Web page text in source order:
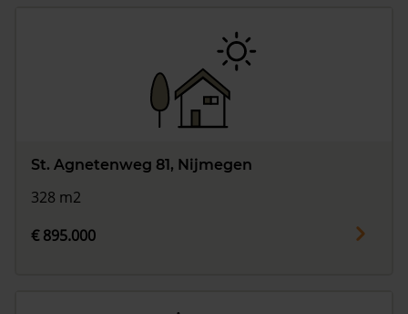
St. Agnetenweg 81, Nijmegen
328 m2
€ 895.000